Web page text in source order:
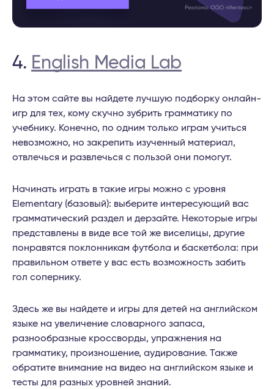
4. English Media Lab
На этом сайте вы найдете лучшую подборку онлайн-
игр для тех, кому скучно зубрить грамматику по
учебнику. Конечно, по одним только играм учиться
невозможно, но закрепить изученный материал,
отвлечься и развлечься с пользой они помогут.
Начинать играть в такие игры можно с уровня
Elementary (базовый): выберите интересующий вас
грамматический раздел и дерзайте. Некоторые игры
представлены в виде все той же виселицы, другие
понравятся поклонникам футбола и баскетбола: при
правильном ответе у вас есть возможность забить
гол сопернику.
Здесь же вы найдете и игры для детей на английском
языке на увеличение словарного запаса,
разнообразные кроссворды, упражнения на
грамматику, произношение, аудирование. Также
обратите внимание на видео на английском языке и
тесты для разных уровней знаний.